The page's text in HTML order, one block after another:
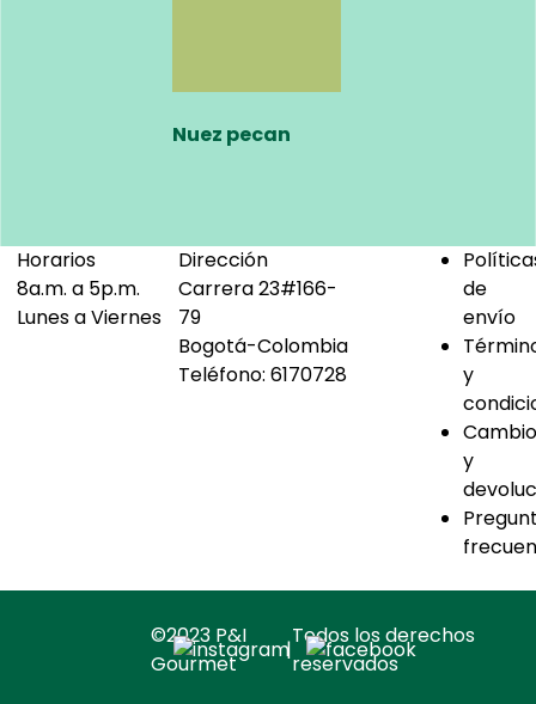
Nuez pecan
Horarios
8a.m. a 5p.m.
Lunes a Viernes
Dirección
Carrera 23#166-
79
Bogotá-Colombia
Teléfono:6170728
de
envío
y
y
©2023 P&I
Gourmet
|
Todos los derechos
reservados